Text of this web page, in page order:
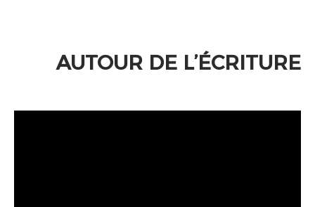
AUTOUR DE L’ÉCRITURE